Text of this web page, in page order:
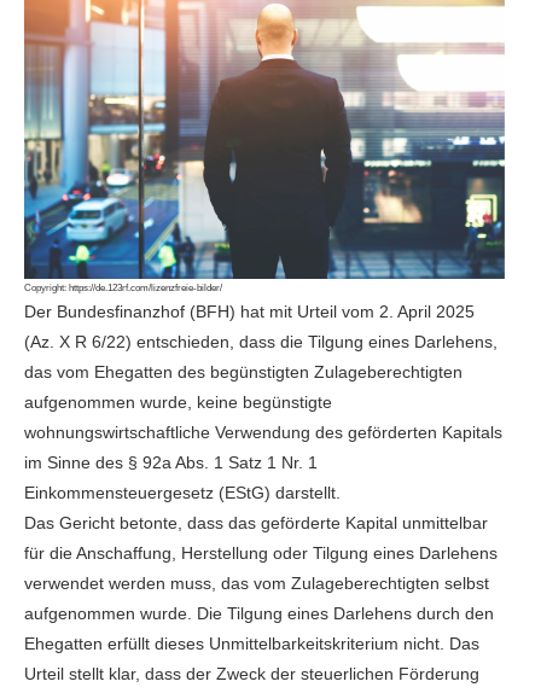
Copyright: https://de.123rf.com/lizenzfreie-bilder/
Der Bundesfinanzhof (BFH) hat mit Urteil vom 2. April 2025
(Az. X R 6/22) entschieden, dass die Tilgung eines Darlehens,
das vom Ehegatten des begünstigten Zulageberechtigten
aufgenommen wurde, keine begünstigte
wohnungswirtschaftliche Verwendung des geförderten Kapitals
im Sinne des § 92a Abs. 1 Satz 1 Nr. 1
Einkommensteuergesetz (EStG) darstellt.
Das Gericht betonte, dass das geförderte Kapital unmittelbar
für die Anschaffung, Herstellung oder Tilgung eines Darlehens
verwendet werden muss, das vom Zulageberechtigten selbst
aufgenommen wurde. Die Tilgung eines Darlehens durch den
Ehegatten erfüllt dieses Unmittelbarkeitskriterium nicht. Das
Urteil stellt klar, dass der Zweck der steuerlichen Förderung